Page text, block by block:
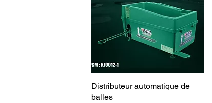
Aperçu rapide
Distributeur automatique de
balles